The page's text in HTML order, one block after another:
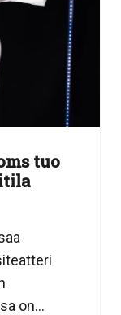
tuo
on...